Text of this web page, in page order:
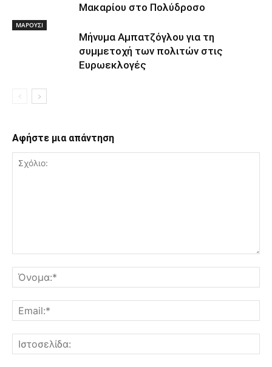
Μακαρίου στο Πολύδροσο
ΜΑΡΟΥΣΙ
Μήνυμα Αμπατζόγλου για τη
συμμετοχή των πολιτών στις
Ευρωεκλογές
Αφήστε μια απάντηση